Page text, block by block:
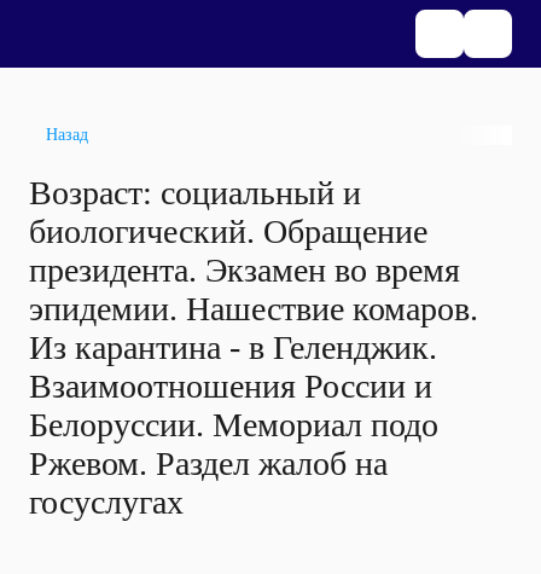
Назад
Возраст: социальный и
биологический. Обращение
президента. Экзамен во время
эпидемии. Нашествие комаров.
Из карантина - в Геленджик.
Взаимоотношения России и
Белоруссии. Мемориал подо
Ржевом. Раздел жалоб на
госуслугах